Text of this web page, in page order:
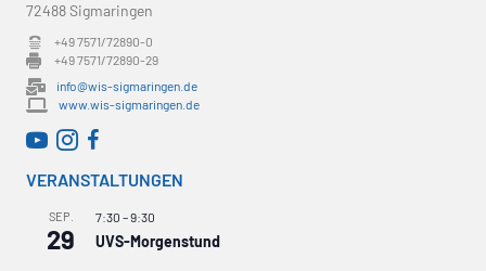
72488 Sigmaringen
+49 7571/72890-0
+49 7571/72890-29
info@wis-sigmaringen.de
www.wis-sigmaringen.de
WirtschaftsRADAR bei YouTube
WirtschaftsRADAR bei Instagram
VERANSTALTUNGEN
SEP.
29
7:30 –9:30
UVS-Morgenstund